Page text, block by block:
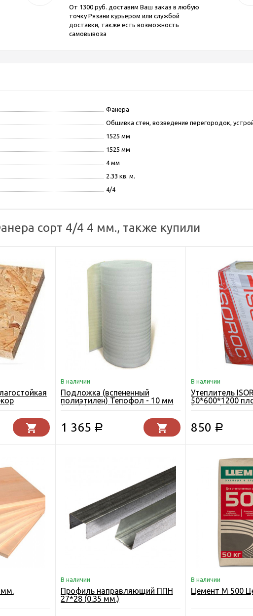
От 1300 руб. доставим Ваш заказ в любую
точку Рязани курьером или службой
доставки, также есть возможность
самовывоза
Фанера
Обшивка стен, возведение перегородок,
1525 мм
1525 мм
4 мм
2.33 кв. м.
4/4
сорт 4/4 4 мм., также купили
9 мм.
В наличии
Подложка (вспененный
полиэтилен) Тепофол - 10 мм
(25п/м)
1 365 Р
В наличии
Утеплитель
50*600*1200
(5.76 м2)
850 Р
мм.
В наличии
Профиль направляющий ППН
27*28 (0.35 мм.)
В наличии
Цемент М 500